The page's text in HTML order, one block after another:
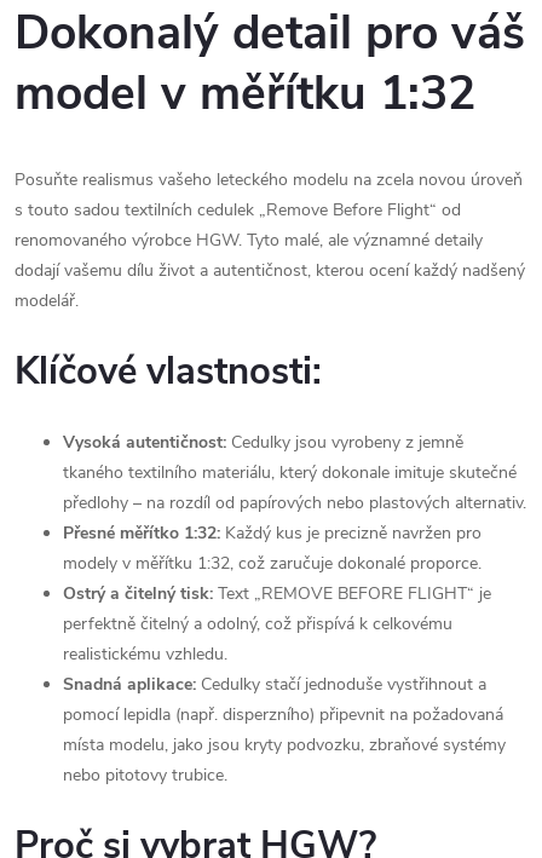
Dokonalý detail pro váš
model v měřítku 1:32
Posuňte realismus vašeho leteckého modelu na zcela novou úroveň
s touto sadou textilních cedulek „Remove Before Flight“ od
renomovaného výrobce HGW. Tyto malé, ale významné detaily
dodají vašemu dílu život a autentičnost, kterou ocení každý nadšený
modelář.
Klíčové vlastnosti:
Vysoká autentičnost: Cedulky jsou vyrobeny z jemně
tkaného textilního materiálu, který dokonale imituje skutečné
předlohy – na rozdíl od papírových nebo plastových alternativ.
Přesné měřítko 1:32: Každý kus je precizně navržen pro
modely v měřítku 1:32, což zaručuje dokonalé proporce.
Ostrý a čitelný tisk: Text „REMOVE BEFORE FLIGHT“ je
perfektně čitelný a odolný, což přispívá k celkovému
realistickému vzhledu.
Snadná aplikace: Cedulky stačí jednoduše vystřihnout a
pomocí lepidla (např. disperzního) připevnit na požadovaná
místa modelu, jako jsou kryty podvozku, zbraňové systémy
nebo pitotovy trubice.
Proč si vybrat HGW?